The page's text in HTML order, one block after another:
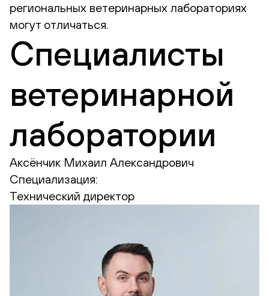
региональных ветеринарных лабораториях
могут отличаться.
Специалисты
ветеринарной
лаборатории
Аксёнчик Михаил Александрович
Специализация:
Технический директор